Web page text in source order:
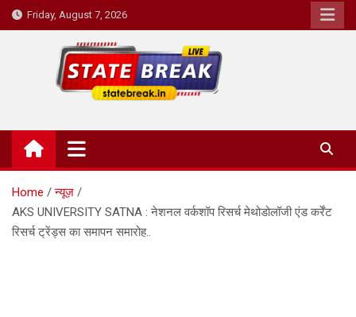
Skip
to
Friday, August 7, 2026
State Break
Home
न्यूज़
AKS UNIVERSITY SATNA : नेशनल वर्कशॉप रिसर्च मेथोडोलॉजी एंड कर्रेंट
रिसर्च ट्रेंड्स का समापन समारोह..